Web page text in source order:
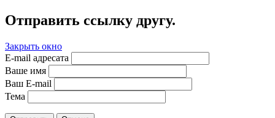
Отправить ссылку другу.
Закрыть окно
E-mail адресата
Ваше имя
Ваш E-mail
Тема